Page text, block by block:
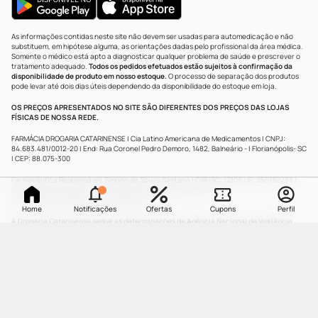
Home Notificações Ofertas Cupons Perfil
As informações contidas neste site não devem ser usadas para automedicação e não
substituem, em hipótese alguma, as orientações dadas pelo profissional da área médica.
Somente o médico está apto a diagnosticar qualquer problema de saúde e prescrever o
tratamento adequado. Todos os pedidos efetuados estão sujeitos à confirmação da
disponibilidade de produto em nosso estoque.O processo de separação dos produtos
pode levar até dois dias úteis dependendo da disponibilidade do estoque em loja.
OS PREÇOS APRESENTADOS NO SITE SÃO DIFERENTES DOS PREÇOS DAS LOJAS
FÍSICAS DE NOSSA REDE.
FARMÁCIA DROGARIA CATARINENSE | Cia Latino Americana de Medicamentos | CNPJ:
84.683.481/0012-20 | End: Rua Coronel Pedro Demoro, 1482, Balneário - | Florianópolis- SC
| CEP: 88.075-300
Farmacêutica Responsável: Simone de Souza Santana | CRF/SC: 12106 | IE: 250192233 |
AFE: 0.21597-5 | CMVS - 1593 | WhatsApp: (47) 9 9202-1687 | e-mail:
atendimento@drogariacatarinense.com.br.
A Drogaria Catarinense segue as determinações da Agência Nacional de Vigilância